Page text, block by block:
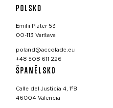
POLSKO
Emilii Plater 53
00-113 Varšava
poland@accolade.eu
+48 508 611 226
ŠPANĚLSKO
Calle del Justicia 4, 1ºB
46004 Valencia